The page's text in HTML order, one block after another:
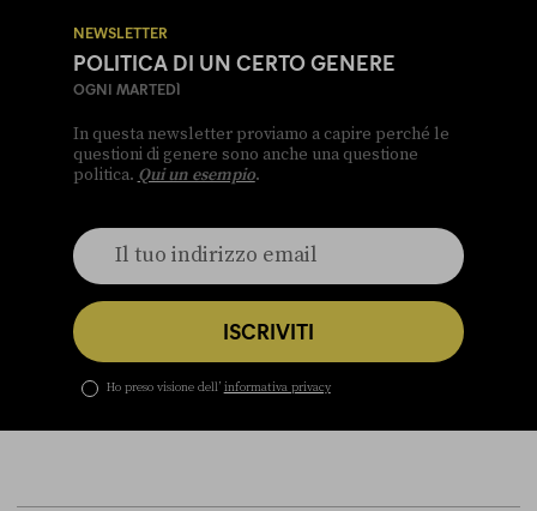
NEWSLETTER
POLITICA DI UN CERTO GENERE
OGNI MARTEDÌ
In questa newsletter proviamo a capire perché le
questioni di genere sono anche una questione
politica. Qui un esempio.
ISCRIVITI
Ho preso visione dell’ informativa privacy